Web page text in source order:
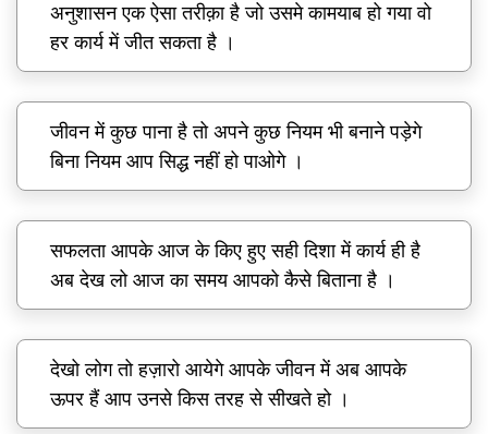
अनुशासन एक ऐसा तरीक़ा है जो उसमे कामयाब हो गया वो
हर कार्य में जीत सकता है ।
जीवन में कुछ पाना है तो अपने कुछ नियम भी बनाने पड़ेगे
बिना नियम आप सिद्ध नहीं हो पाओगे ।
सफलता आपके आज के किए हुए सही दिशा में कार्य ही है
अब देख लो आज का समय आपको कैसे बिताना है ।
देखो लोग तो हज़ारो आयेगे आपके जीवन में अब आपके
ऊपर हैं आप उनसे किस तरह से सीखते हो ।